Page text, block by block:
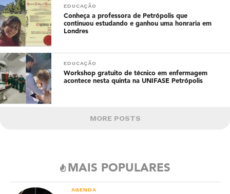
EDUCAÇÃO
Conheça a professora de Petrópolis que
continuou estudando e ganhou uma honraria em
Londres
EDUCAÇÃO
Workshop gratuito de técnico em enfermagem
acontece nesta quinta na UNIFASE Petrópolis
MORE POSTS
MAIS POPULARES
AGENDA